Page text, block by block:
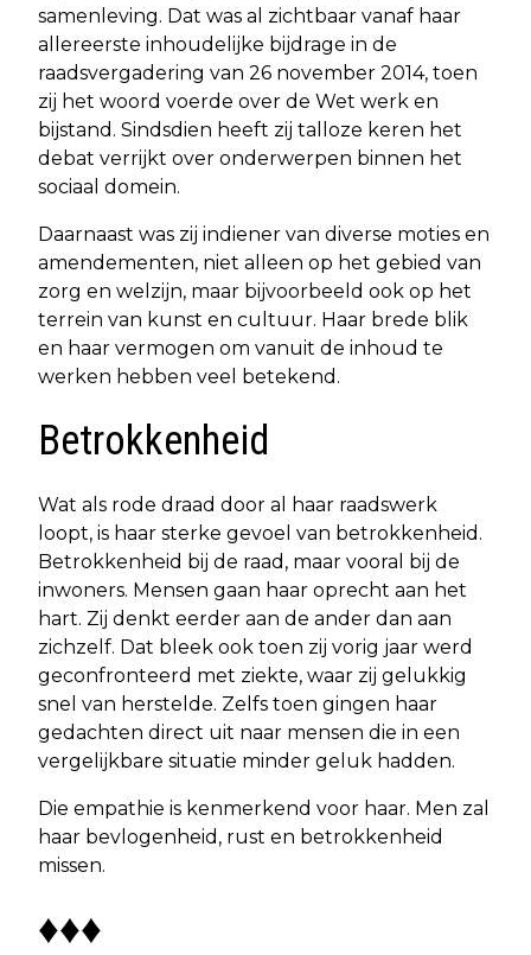
samenleving. Dat was al zichtbaar vanaf haar
allereerste inhoudelijke bijdrage in de
raadsvergadering van 26 november 2014, toen
zij het woord voerde over de Wet werk en
bijstand. Sindsdien heeft zij talloze keren het
debat verrijkt over onderwerpen binnen het
sociaal domein.
Daarnaast was zij indiener van diverse moties en
amendementen, niet alleen op het gebied van
zorg en welzijn, maar bijvoorbeeld ook op het
terrein van kunst en cultuur. Haar brede blik
en haar vermogen om vanuit de inhoud te
werken hebben veel betekend.
Betrokkenheid
Wat als rode draad door al haar raadswerk
loopt, is haar sterke gevoel van betrokkenheid.
Betrokkenheid bij de raad, maar vooral bij de
inwoners. Mensen gaan haar oprecht aan het
hart. Zij denkt eerder aan de ander dan aan
zichzelf. Dat bleek ook toen zij vorig jaar werd
geconfronteerd met ziekte, waar zij gelukkig
snel van herstelde. Zelfs toen gingen haar
gedachten direct uit naar mensen die in een
vergelijkbare situatie minder geluk hadden.
Die empathie is kenmerkend voor haar. Men zal
haar bevlogenheid, rust en betrokkenheid
missen.
♦♦♦